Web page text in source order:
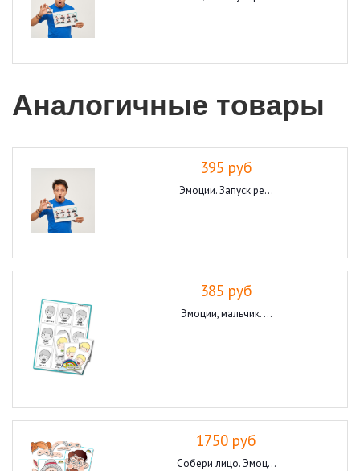
Аналогичные товары
395 руб
Эмоции. Запуск ре...
385 руб
Эмоции, мальчик. ...
1750 руб
Собери лицо. Эмоц...